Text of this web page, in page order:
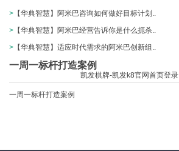
> 【华典智慧】阿米巴咨询如何做好目标计划..
> 【华典智慧】阿米巴经营告诉你是什么扼杀..
> 【华典智慧】适应时代需求的阿米巴创新组..
一周一标杆打造案例
凯发棋牌-凯发k8官网首页登录
一周一标杆打造案例